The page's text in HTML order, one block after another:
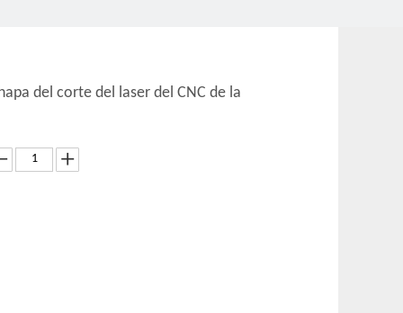
del corte del laser del CNC de la